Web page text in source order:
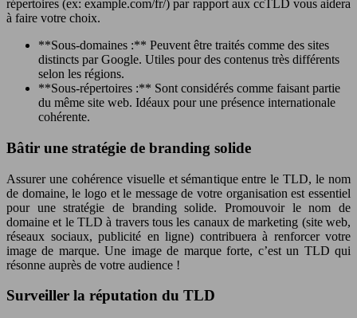
répertoires (ex: example.com/fr/) par rapport aux ccTLD vous aidera
à faire votre choix.
**Sous-domaines :** Peuvent être traités comme des sites
distincts par Google. Utiles pour des contenus très différents
selon les régions.
**Sous-répertoires :** Sont considérés comme faisant partie
du même site web. Idéaux pour une présence internationale
cohérente.
Bâtir une stratégie de branding solide
Assurer une cohérence visuelle et sémantique entre le TLD, le nom
de domaine, le logo et le message de votre organisation est essentiel
pour une stratégie de branding solide. Promouvoir le nom de
domaine et le TLD à travers tous les canaux de marketing (site web,
réseaux sociaux, publicité en ligne) contribuera à renforcer votre
image de marque. Une image de marque forte, c’est un TLD qui
résonne auprès de votre audience !
Surveiller la réputation du TLD